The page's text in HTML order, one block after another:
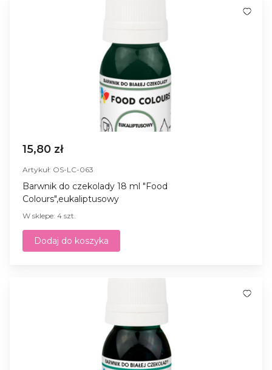
15,80 zł
Artykuł: OS-LC-063
Barwnik do czekolady 18 ml "Food
Colours",eukaliptusowy
W sklepe: 4 szt.
Dodaj do koszyka